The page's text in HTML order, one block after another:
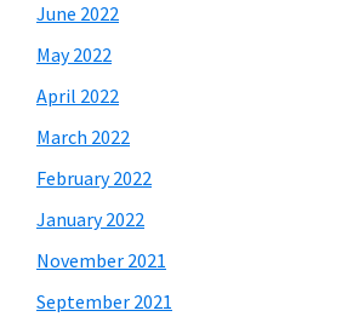
June 2022
May 2022
April 2022
March 2022
February 2022
January 2022
November 2021
September 2021